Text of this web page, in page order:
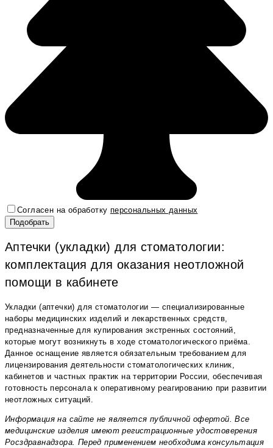
Согласен на обработку персональных данных
Аптечки (укладки) для стоматологии:
комплектация для оказания неотложной
помощи в кабинете
Укладки (аптечки) для стоматологии — специализированные
наборы медицинских изделий и лекарственных средств,
предназначенные для купирования экстренных состояний,
которые могут возникнуть в ходе стоматологического приёма.
Данное оснащение является обязательным требованием для
лицензирования деятельности стоматологических клиник,
кабинетов и частных практик на территории России, обеспечивая
готовность персонала к оперативному реагированию при развитии
неотложных ситуаций.
Информация на сайте не является публичной офертой. Все
медицинские изделия имеют регистрационные удостоверения
Росздравнадзора. Перед применением необходима консультация